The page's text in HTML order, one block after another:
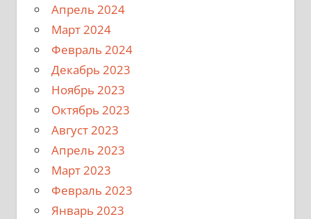
Апрель 2024
Март 2024
Февраль 2024
Декабрь 2023
Ноябрь 2023
Октябрь 2023
Август 2023
Апрель 2023
Март 2023
Февраль 2023
Январь 2023